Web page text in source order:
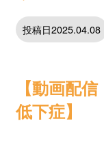
投稿日2025.04.08
【動画配
低下症】